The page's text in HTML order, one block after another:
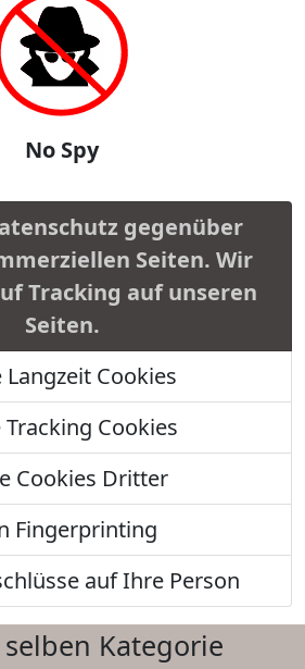
No Spy
gegenüber
Seiten. Wir
Tracking auf unseren
Seiten.
Langzeit Cookies
Tracking Cookies
Cookies Dritter
Fingerprinting
auf Ihre Person
Kategorie